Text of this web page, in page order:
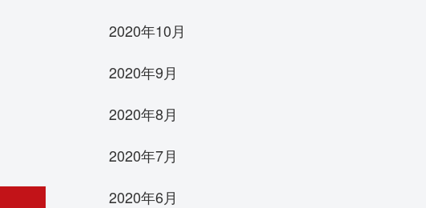
2020年10月
2020年9月
2020年8月
2020年7月
2020年6月